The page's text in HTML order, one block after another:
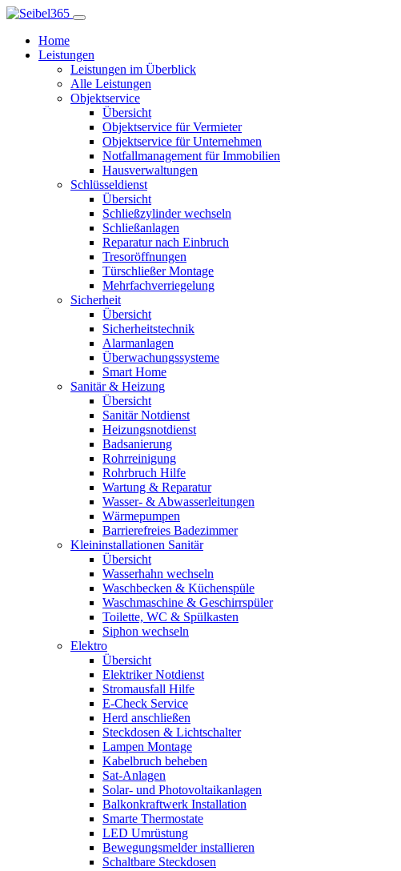
Home
Leistungen
Leistungen im Überblick
Alle Leistungen
Objektservice
Übersicht
Objektservice für Vermieter
Objektservice für Unternehmen
Notfallmanagement für Immobilien
Hausverwaltungen
Schlüsseldienst
Übersicht
Schließzylinder wechseln
Schließanlagen
Reparatur nach Einbruch
Tresoröffnungen
Türschließer Montage
Mehrfachverriegelung
Sicherheit
Übersicht
Sicherheitstechnik
Alarmanlagen
Überwachungssysteme
Smart Home
Sanitär & Heizung
Übersicht
Sanitär Notdienst
Heizungsnotdienst
Badsanierung
Rohrreinigung
Rohrbruch Hilfe
Wartung & Reparatur
Wasser- & Abwasserleitungen
Wärmepumpen
Barrierefreies Badezimmer
Kleininstallationen Sanitär
Übersicht
Wasserhahn wechseln
Waschbecken & Küchenspüle
Waschmaschine & Geschirrspüler
Toilette, WC & Spülkasten
Siphon wechseln
Elektro
Übersicht
Elektriker Notdienst
Stromausfall Hilfe
E-Check Service
Herd anschließen
Steckdosen & Lichtschalter
Lampen Montage
Kabelbruch beheben
Sat-Anlagen
Solar- und Photovoltaikanlagen
Balkonkraftwerk Installation
Smarte Thermostate
LED Umrüstung
Bewegungsmelder installieren
Schaltbare Steckdosen